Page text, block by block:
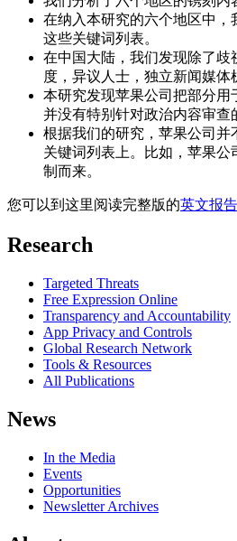
在纳入本研究的六个地区中
这些关键词列表。
在中国大陆，我们发现除了歧
度，异议人士，独立新闻媒体
本研究发现苹果公司把部分
并没有特别针对政治内容审查
根据我们的研究，苹果公司
关键词列表上。比如，苹果公
制而来。
您可以到这里阅读完整版的英文报告
Research
Targeted Threats
Free Expression Online
Transparency and Accountability
App Privacy and Controls
Global Research Network
Tools & Resources
All Publications
News
In the Media
Events
Opportunities
Newsletter Archives